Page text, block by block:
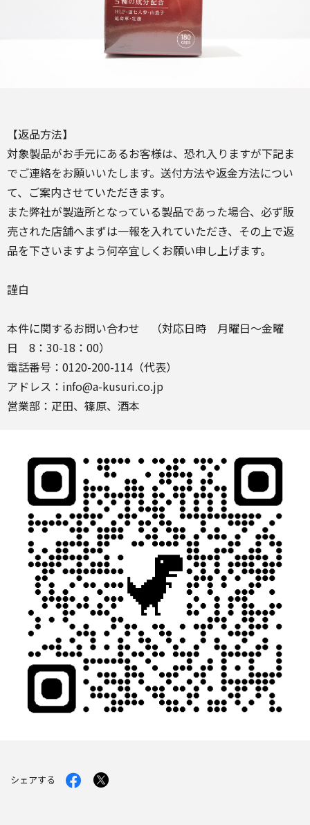
【返品方法】
対象製品がお手元にあるお客様は、恐れ入りますが下記ま
でご連絡をお願いいたします。送付方法や返金方法につい
て、ご案内させていただきます。
また弊社が製造所となっている製品であった場合、必ず販
売された店舗へまずは一報を入れていただき、その上で返
品を下さいますよう何卒宜しくお願い申し上げます。
謹白
本件に関するお問い合わせ （対応日時 月曜日～金曜
日 8：30-18：00）
電話番号：0120-200-114（代表）
アドレス：info@a-kusuri.co.jp
営業部：疋田、篠原、酒本
シェアする Facebook
で
X
で